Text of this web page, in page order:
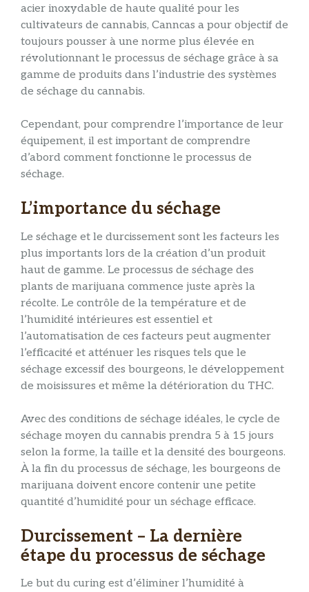
acier inoxydable de haute qualité pour les
cultivateurs de cannabis, Canncas a pour objectif de
toujours pousser à une norme plus élevée en
révolutionnant le processus de séchage grâce à sa
gamme de produits dans l’industrie des systèmes
de séchage du cannabis.
Cependant, pour comprendre l’importance de leur
équipement, il est important de comprendre
d’abord comment fonctionne le processus de
séchage.
L’importance du séchage
Le séchage et le durcissement sont les facteurs les
plus importants lors de la création d’un produit
haut de gamme. Le processus de séchage des
plants de marijuana commence juste après la
récolte. Le contrôle de la température et de
l’humidité intérieures est essentiel et
l’automatisation de ces facteurs peut augmenter
l’efficacité et atténuer les risques tels que le
séchage excessif des bourgeons, le développement
de moisissures et même la détérioration du THC.
Avec des conditions de séchage idéales, le cycle de
séchage moyen du cannabis prendra 5 à 15 jours
selon la forme, la taille et la densité des bourgeons.
À la fin du processus de séchage, les bourgeons de
marijuana doivent encore contenir une petite
quantité d’humidité pour un séchage efficace.
Durcissement – La dernière
étape du processus de séchage
Le but du curing est d’éliminer l’humidité à